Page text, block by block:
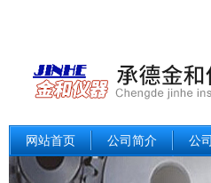
网站首页 公司简介 公